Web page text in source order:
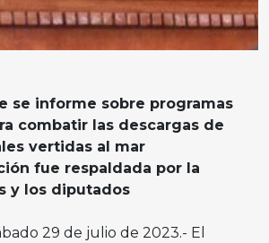
se informe sobre programas
combatir las descargas de
vertidas al mar
fue respaldada por la
y los diputados
29 de julio de 2023.- El